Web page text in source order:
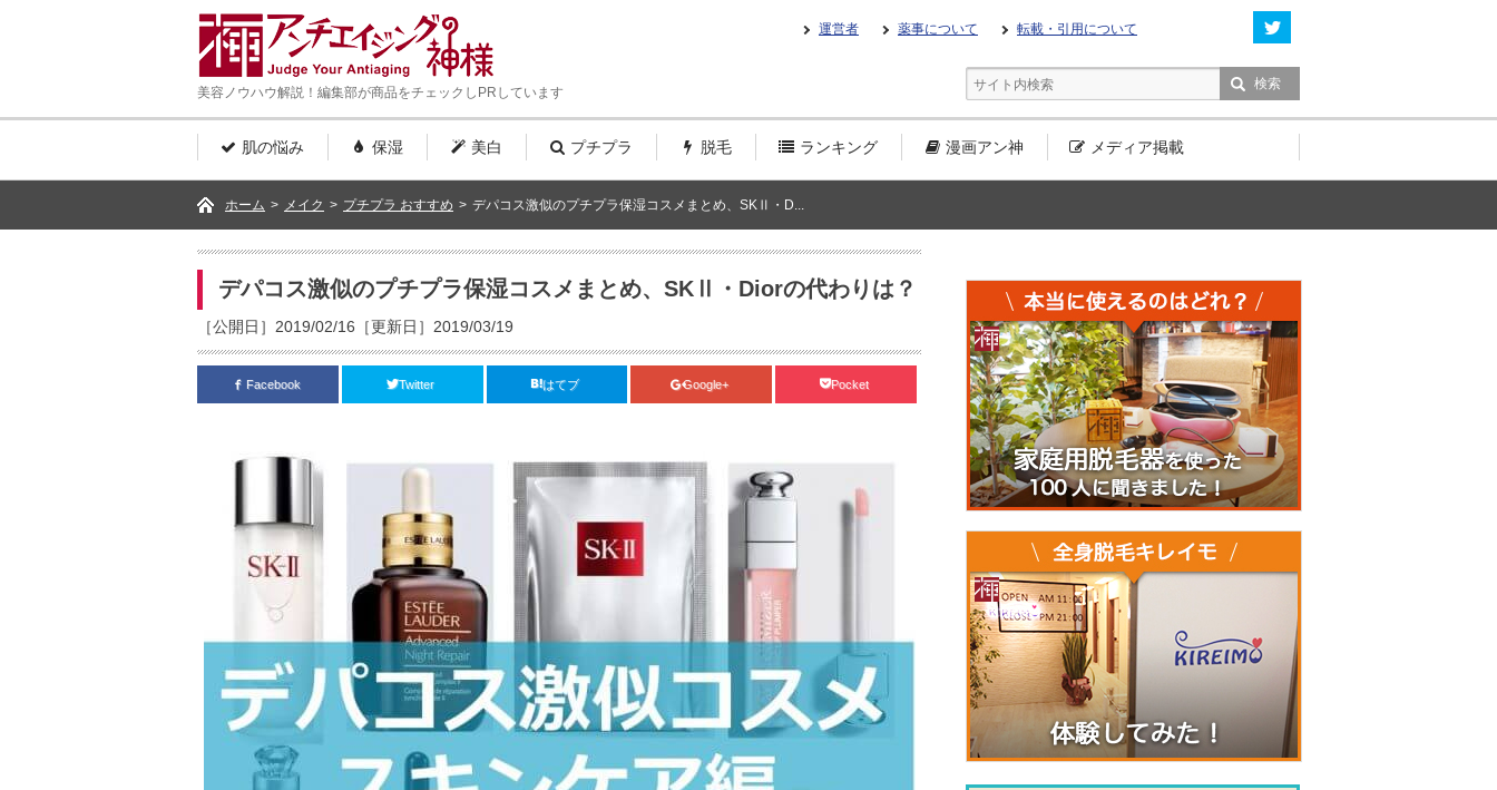
運営者 薬事について 転載・引用について
美容ノウハウ解説！編集部が商品をチェックしPRしています
肌の悩み 保湿 美白 プチプラ 脱毛 ランキング 漫画アン神 メディア掲載
ホーム > メイク > プチプラ おすすめ > デパコス激似のプチプラ保湿コスメまとめ、SKⅡ・D...
デパコス激似のプチプラ保湿コスメまとめ、SKⅡ・Diorの代わりは？
［公開日］2019/02/16［更新日］2019/03/19
Facebook Twitter はてブ Google+ Pocket